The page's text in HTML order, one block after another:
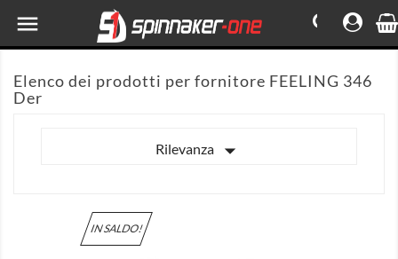

Elenco dei prodotti per fornitore FEELING 346
Der
Rilevanza 
IN SALDO!